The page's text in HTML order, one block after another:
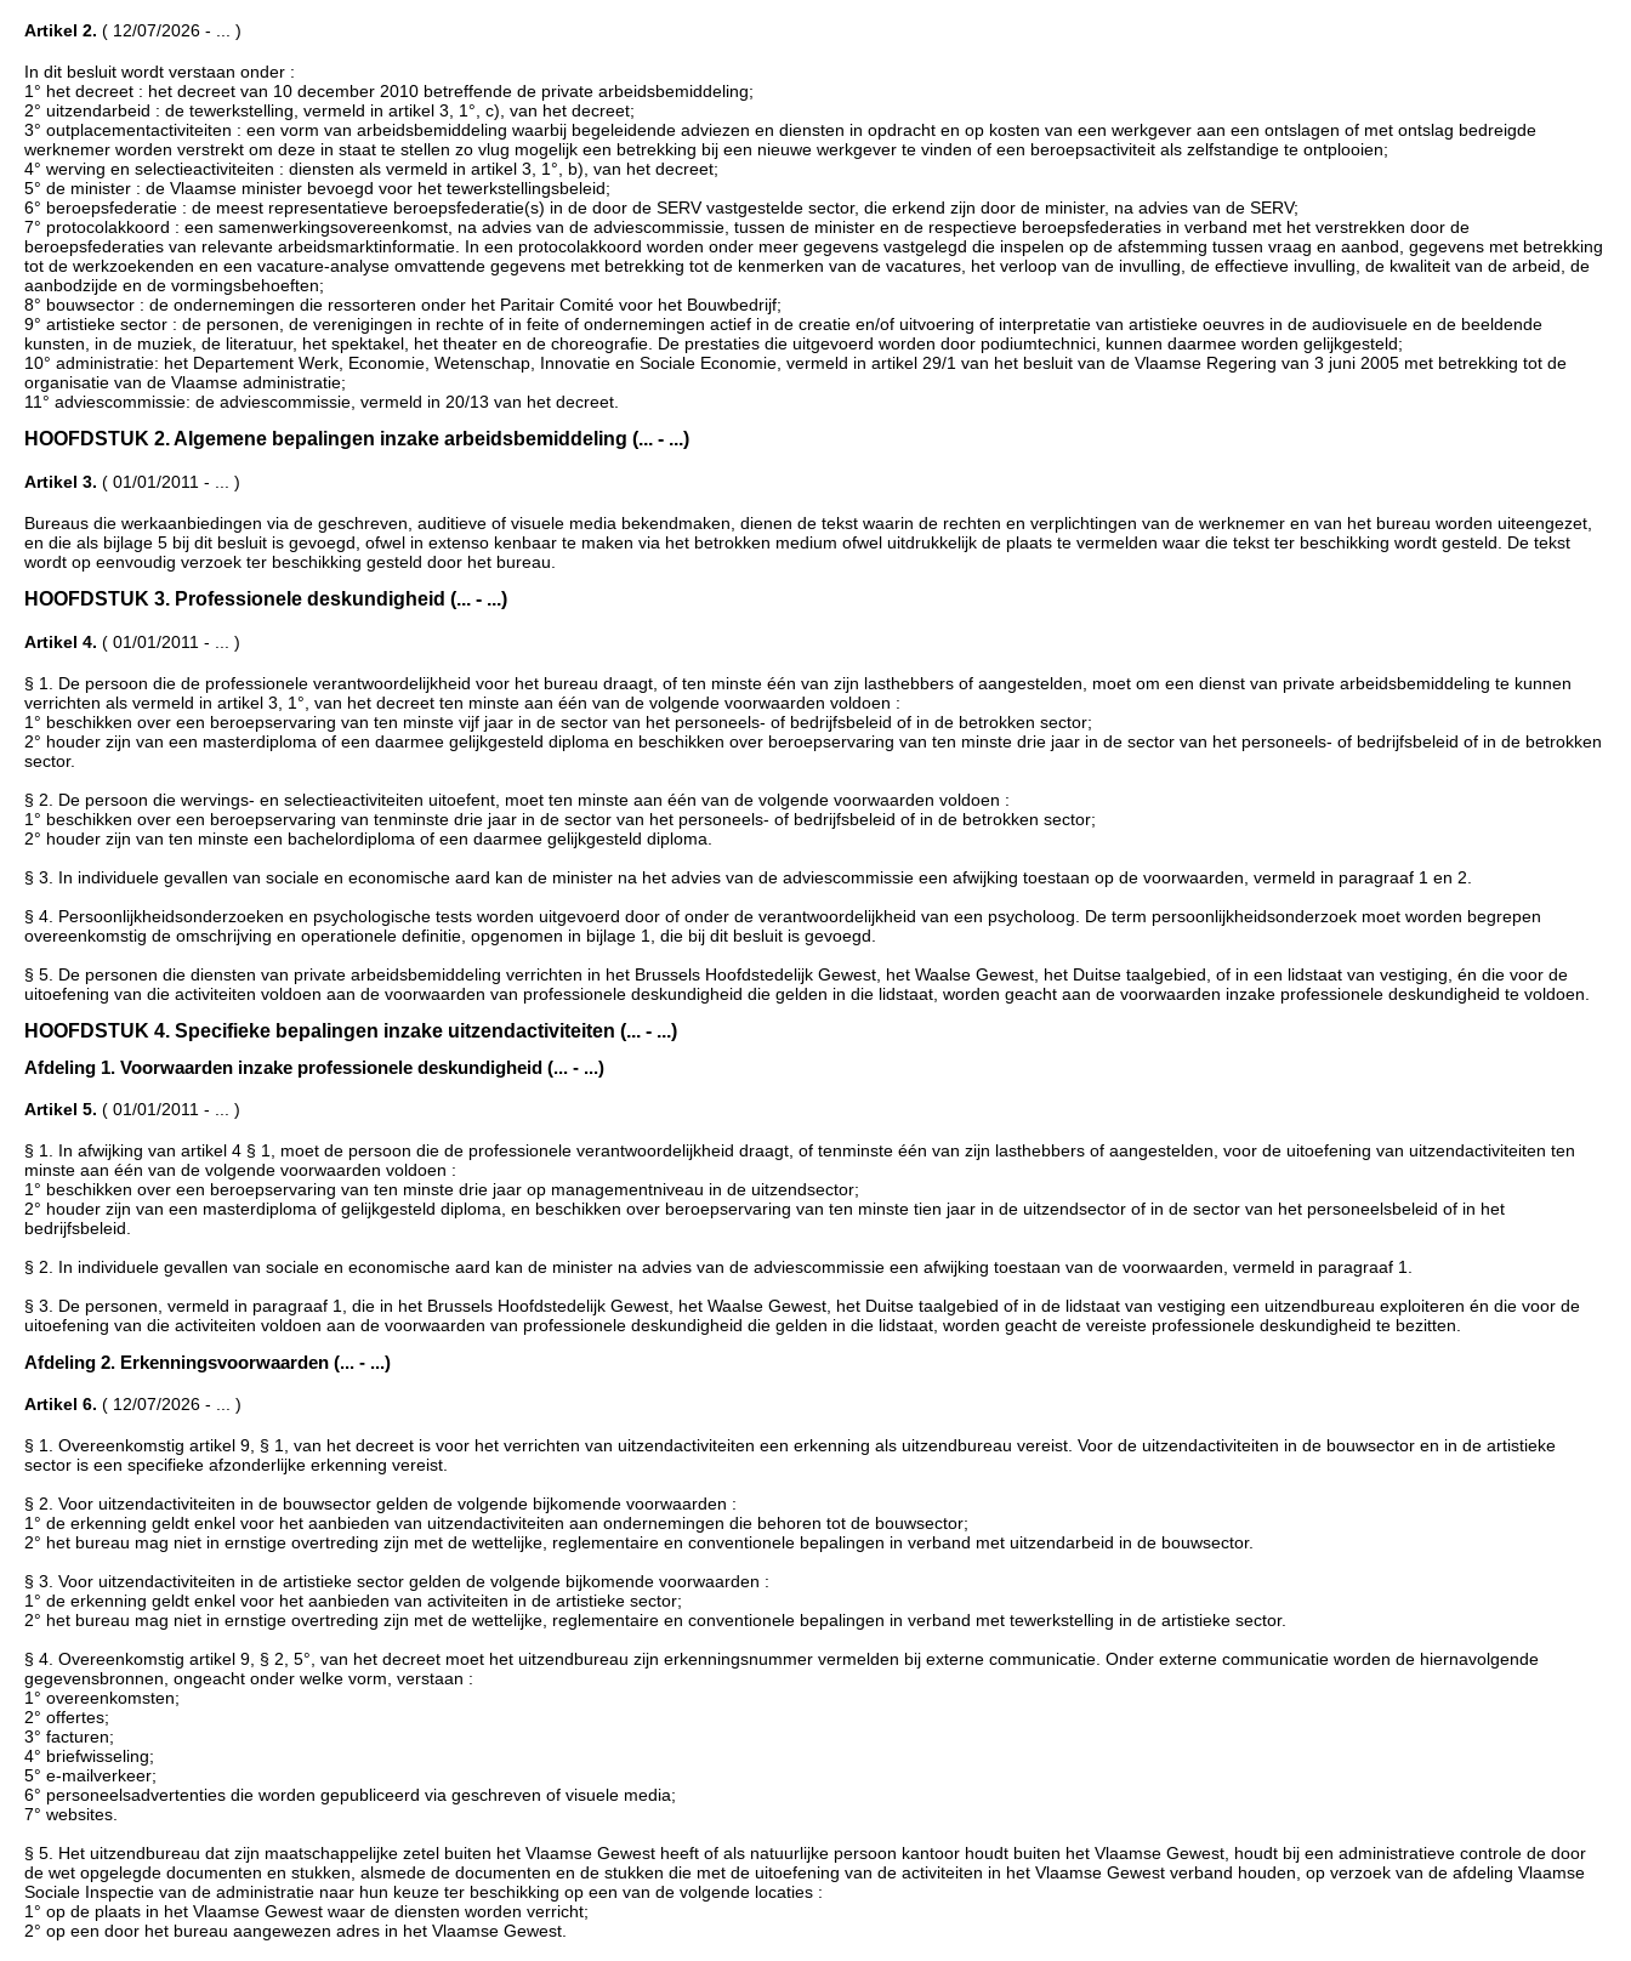
Artikel 2. ( 12/07/2026 - ... )
In dit besluit wordt verstaan onder :
1° het decreet : het decreet van 10 december 2010 betreffende de private arbeidsbemiddeling;
2° uitzendarbeid : de tewerkstelling, vermeld in artikel 3, 1°, c), van het decreet;
3° outplacementactiviteiten : een vorm van arbeidsbemiddeling waarbij begeleidende adviezen en diensten in opdracht en op kosten van een werkgever aan een ontslagen of met ontslag bedreigde
werknemer worden verstrekt om deze in staat te stellen zo vlug mogelijk een betrekking bij een nieuwe werkgever te vinden of een beroepsactiviteit als zelfstandige te ontplooien;
4° werving en selectieactiviteiten : diensten als vermeld in artikel 3, 1°, b), van het decreet;
5° de minister : de Vlaamse minister bevoegd voor het tewerkstellingsbeleid;
6° beroepsfederatie : de meest representatieve beroepsfederatie(s) in de door de SERV vastgestelde sector, die erkend zijn door de minister, na advies van de SERV;
7° protocolakkoord : een samenwerkingsovereenkomst, na advies van de adviescommissie, tussen de minister en de respectieve beroepsfederaties in verband met het verstrekken door de
beroepsfederaties van relevante arbeidsmarktinformatie. In een protocolakkoord worden onder meer gegevens vastgelegd die inspelen op de afstemming tussen vraag en aanbod, gegevens met betrekking
tot de werkzoekenden en een vacature-analyse omvattende gegevens met betrekking tot de kenmerken van de vacatures, het verloop van de invulling, de effectieve invulling, de kwaliteit van de arbeid, de
aanbodzijde en de vormingsbehoeften;
8° bouwsector : de ondernemingen die ressorteren onder het Paritair Comité voor het Bouwbedrijf;
9° artistieke sector : de personen, de verenigingen in rechte of in feite of ondernemingen actief in de creatie en/of uitvoering of interpretatie van artistieke oeuvres in de audiovisuele en de beeldende
kunsten, in de muziek, de literatuur, het spektakel, het theater en de choreografie. De prestaties die uitgevoerd worden door podiumtechnici, kunnen daarmee worden gelijkgesteld;
10° administratie: het Departement Werk, Economie, Wetenschap, Innovatie en Sociale Economie, vermeld in artikel 29/1 van het besluit van de Vlaamse Regering van 3 juni 2005 met betrekking tot de
organisatie van de Vlaamse administratie;
11° adviescommissie: de adviescommissie, vermeld in 20/13 van het decreet.
HOOFDSTUK 2. Algemene bepalingen inzake arbeidsbemiddeling (... - ...)
Artikel 3. ( 01/01/2011 - ... )
Bureaus die werkaanbiedingen via de geschreven, auditieve of visuele media bekendmaken, dienen de tekst waarin de rechten en verplichtingen van de werknemer en van het bureau worden uiteengezet,
en die als bijlage 5 bij dit besluit is gevoegd, ofwel in extenso kenbaar te maken via het betrokken medium ofwel uitdrukkelijk de plaats te vermelden waar die tekst ter beschikking wordt gesteld. De tekst
wordt op eenvoudig verzoek ter beschikking gesteld door het bureau.
HOOFDSTUK 3. Professionele deskundigheid (... - ...)
Artikel 4. ( 01/01/2011 - ... )
§ 1. De persoon die de professionele verantwoordelijkheid voor het bureau draagt, of ten minste één van zijn lasthebbers of aangestelden, moet om een dienst van private arbeidsbemiddeling te kunnen
verrichten als vermeld in artikel 3, 1°, van het decreet ten minste aan één van de volgende voorwaarden voldoen :
1° beschikken over een beroepservaring van ten minste vijf jaar in de sector van het personeels- of bedrijfsbeleid of in de betrokken sector;
2° houder zijn van een masterdiploma of een daarmee gelijkgesteld diploma en beschikken over beroepservaring van ten minste drie jaar in de sector van het personeels- of bedrijfsbeleid of in de betrokken
sector.
§ 2. De persoon die wervings- en selectieactiviteiten uitoefent, moet ten minste aan één van de volgende voorwaarden voldoen :
1° beschikken over een beroepservaring van tenminste drie jaar in de sector van het personeels- of bedrijfsbeleid of in de betrokken sector;
2° houder zijn van ten minste een bachelordiploma of een daarmee gelijkgesteld diploma.
§ 3. In individuele gevallen van sociale en economische aard kan de minister na het advies van de adviescommissie een afwijking toestaan op de voorwaarden, vermeld in paragraaf 1 en 2.
§ 4. Persoonlijkheidsonderzoeken en psychologische tests worden uitgevoerd door of onder de verantwoordelijkheid van een psycholoog. De term persoonlijkheidsonderzoek moet worden begrepen
overeenkomstig de omschrijving en operationele definitie, opgenomen in bijlage 1, die bij dit besluit is gevoegd.
§ 5. De personen die diensten van private arbeidsbemiddeling verrichten in het Brussels Hoofdstedelijk Gewest, het Waalse Gewest, het Duitse taalgebied, of in een lidstaat van vestiging, én die voor de
uitoefening van die activiteiten voldoen aan de voorwaarden van professionele deskundigheid die gelden in die lidstaat, worden geacht aan de voorwaarden inzake professionele deskundigheid te voldoen.
HOOFDSTUK 4. Specifieke bepalingen inzake uitzendactiviteiten (... - ...)
Afdeling 1. Voorwaarden inzake professionele deskundigheid (... - ...)
Artikel 5. ( 01/01/2011 - ... )
§ 1. In afwijking van artikel 4 § 1, moet de persoon die de professionele verantwoordelijkheid draagt, of tenminste één van zijn lasthebbers of aangestelden, voor de uitoefening van uitzendactiviteiten ten
minste aan één van de volgende voorwaarden voldoen :
1° beschikken over een beroepservaring van ten minste drie jaar op managementniveau in de uitzendsector;
2° houder zijn van een masterdiploma of gelijkgesteld diploma, en beschikken over beroepservaring van ten minste tien jaar in de uitzendsector of in de sector van het personeelsbeleid of in het
bedrijfsbeleid.
§ 2. In individuele gevallen van sociale en economische aard kan de minister na advies van de adviescommissie een afwijking toestaan van de voorwaarden, vermeld in paragraaf 1.
§ 3. De personen, vermeld in paragraaf 1, die in het Brussels Hoofdstedelijk Gewest, het Waalse Gewest, het Duitse taalgebied of in de lidstaat van vestiging een uitzendbureau exploiteren én die voor de
uitoefening van die activiteiten voldoen aan de voorwaarden van professionele deskundigheid die gelden in die lidstaat, worden geacht de vereiste professionele deskundigheid te bezitten.
Afdeling 2. Erkenningsvoorwaarden (... - ...)
Artikel 6. ( 12/07/2026 - ... )
§ 1. Overeenkomstig artikel 9, § 1, van het decreet is voor het verrichten van uitzendactiviteiten een erkenning als uitzendbureau vereist. Voor de uitzendactiviteiten in de bouwsector en in de artistieke
sector is een specifieke afzonderlijke erkenning vereist.
§ 2. Voor uitzendactiviteiten in de bouwsector gelden de volgende bijkomende voorwaarden :
1° de erkenning geldt enkel voor het aanbieden van uitzendactiviteiten aan ondernemingen die behoren tot de bouwsector;
2° het bureau mag niet in ernstige overtreding zijn met de wettelijke, reglementaire en conventionele bepalingen in verband met uitzendarbeid in de bouwsector.
§ 3. Voor uitzendactiviteiten in de artistieke sector gelden de volgende bijkomende voorwaarden :
1° de erkenning geldt enkel voor het aanbieden van activiteiten in de artistieke sector;
2° het bureau mag niet in ernstige overtreding zijn met de wettelijke, reglementaire en conventionele bepalingen in verband met tewerkstelling in de artistieke sector.
§ 4. Overeenkomstig artikel 9, § 2, 5°, van het decreet moet het uitzendbureau zijn erkenningsnummer vermelden bij externe communicatie. Onder externe communicatie worden de hiernavolgende
gegevensbronnen, ongeacht onder welke vorm, verstaan :
1° overeenkomsten;
2° offertes;
3° facturen;
4° briefwisseling;
5° e-mailverkeer;
6° personeelsadvertenties die worden gepubliceerd via geschreven of visuele media;
7° websites.
§ 5. Het uitzendbureau dat zijn maatschappelijke zetel buiten het Vlaamse Gewest heeft of als natuurlijke persoon kantoor houdt buiten het Vlaamse Gewest, houdt bij een administratieve controle de door
de wet opgelegde documenten en stukken, alsmede de documenten en de stukken die met de uitoefening van de activiteiten in het Vlaamse Gewest verband houden, op verzoek van de afdeling Vlaamse
Sociale Inspectie van de administratie naar hun keuze ter beschikking op een van de volgende locaties :
1° op de plaats in het Vlaamse Gewest waar de diensten worden verricht;
2° op een door het bureau aangewezen adres in het Vlaamse Gewest.